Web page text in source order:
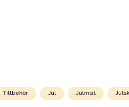
Tillbehör Jul Julmat